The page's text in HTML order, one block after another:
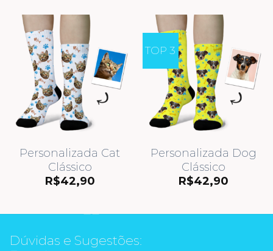
Personalizada Cat
Clássico
R$42,90
TOP 3
Personalizada Dog
Clássico
R$42,90
Dúvidas e Sugestões: